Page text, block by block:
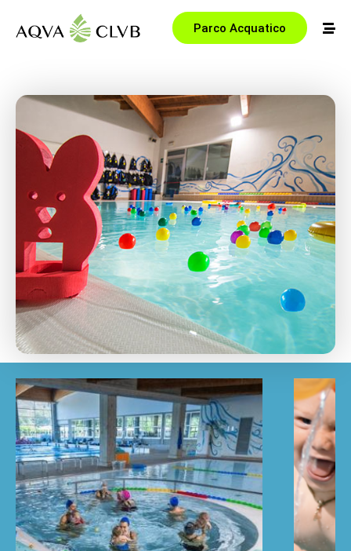
Parco Acquatico